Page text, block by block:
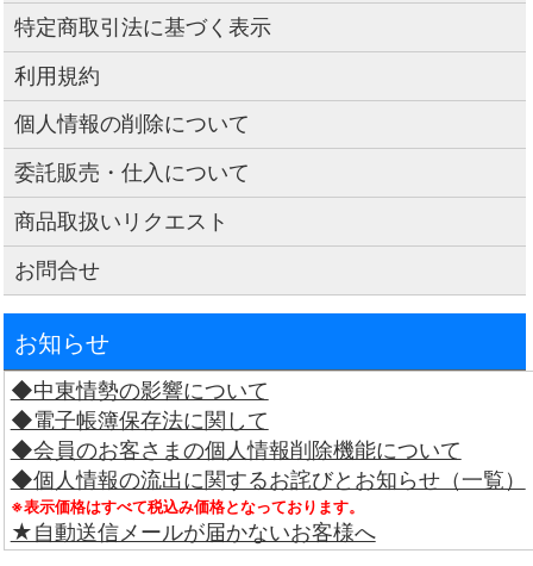
特定商取引法に基づく表示
利用規約
個人情報の削除について
委託販売・仕入について
商品取扱いリクエスト
お問合せ
お知らせ
◆中東情勢の影響について
◆電子帳簿保存法に関して
◆会員のお客さまの個人情報削除機能について
◆個人情報の流出に関するお詫びとお知らせ（一覧）
※表示価格はすべて税込み価格となっております。
★自動送信メールが届かないお客様へ